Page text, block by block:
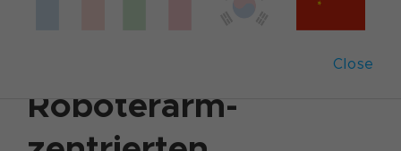
Close
Roboterarm-